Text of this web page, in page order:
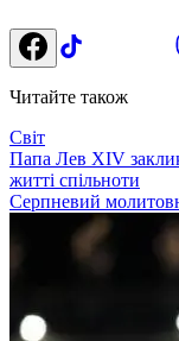
Читайте також
Світ
Папа Лев XIV
житті спільноти
Серпневий